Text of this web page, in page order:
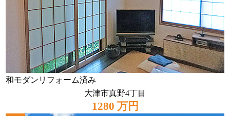
和モダンリフォーム済み
大津市真野4丁目
1280 万円